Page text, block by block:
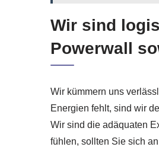
Wir sind
Powerwall
Wir kümmern uns
Energien fehlt, sind wir
Wir sind die adäquaten
fühlen, sollten Sie sich